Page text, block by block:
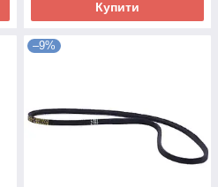
Купити
–9%